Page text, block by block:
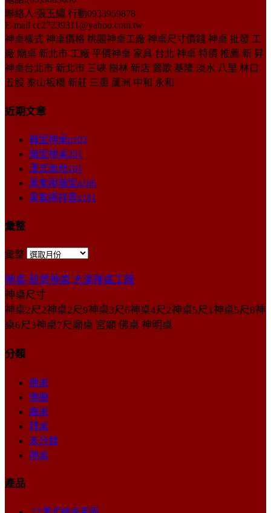
聯絡人:張玉繡 行動0933959878
E-mail cc27239311@yahoo.com.tw
神桌樣式 神桌價格 桃園神桌工廠 神桌尺寸價錢 神桌 批發 工
廠 廟桌 新北市 工廠 平價神桌 家具 台北 神桌 特價 推薦 新 昇
神桌台北市 新北市 三峽 樹林 新店 鶯歌 基隆 淡水 八里 林口
五股 泰山板橋 新莊 三重 蘆洲 中和 永和
近期文章
箱型神桌p103
箱型神桌201
漢式無地101
黑紫檀箱型a106
黑紫檀祥雲a101
彙整
彙整
神桌-新昇神桌,大溪神桌工廠
神桌尺寸
神桌2尺2神桌2尺9神桌3尺6神桌4尺2神桌5尺1神桌5尺8神
桌6尺3神桌7尺廟桌 宮廟 佛桌 神明桌
分類
佛桌
佛櫥
廟桌
拜桌
未分類
神桌
產品